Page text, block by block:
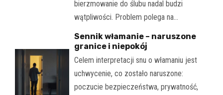
bierzmowanie do ślubu nadal budzi
wątpliwości. Problem polega na…
Sennik włamanie – naruszone
granice i niepokój
Celem interpretacji snu o włamaniu jest
uchwycenie, co zostało naruszone:
poczucie bezpieczeństwa, prywatność,